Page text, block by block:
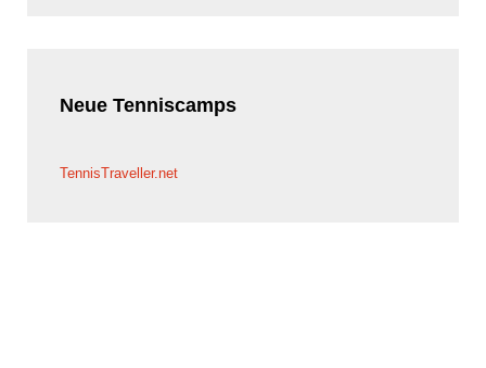
Neue Tenniscamps
TennisTraveller.net